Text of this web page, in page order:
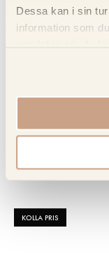
Dessa kan i sin
information som
D QUARTZIT PEARL
1 066 kr
KOLLA PRIS